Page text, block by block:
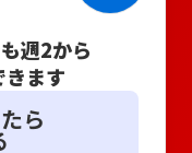
週2から
ます
ら